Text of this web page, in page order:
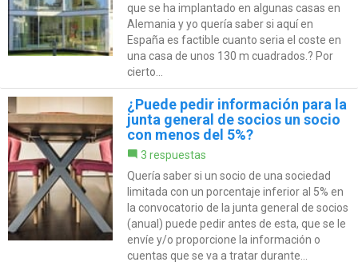
que se ha implantado en algunas casas en
Alemania y yo quería saber si aquí en
España es factible cuanto seria el coste en
una casa de unos 130 m cuadrados.? Por
cierto...
¿Puede pedir información para la
junta general de socios un socio
con menos del 5%?
3 respuestas
Quería saber si un socio de una sociedad
limitada con un porcentaje inferior al 5% en
la convocatorio de la junta general de socios
(anual) puede pedir antes de esta, que se le
envíe y/o proporcione la información o
cuentas que se va a tratar durante...